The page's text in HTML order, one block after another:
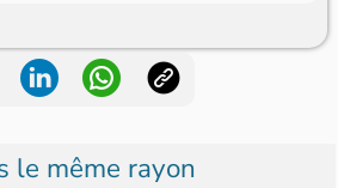
le même rayon